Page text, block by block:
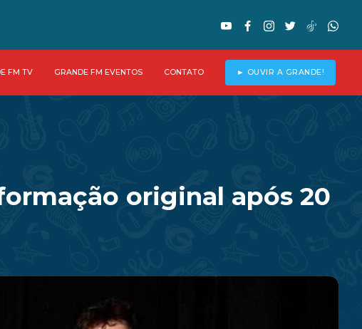
FM TV GRANDE FM EVENTOS CONTATO ► OUVIR A GRANDE!
original após 20